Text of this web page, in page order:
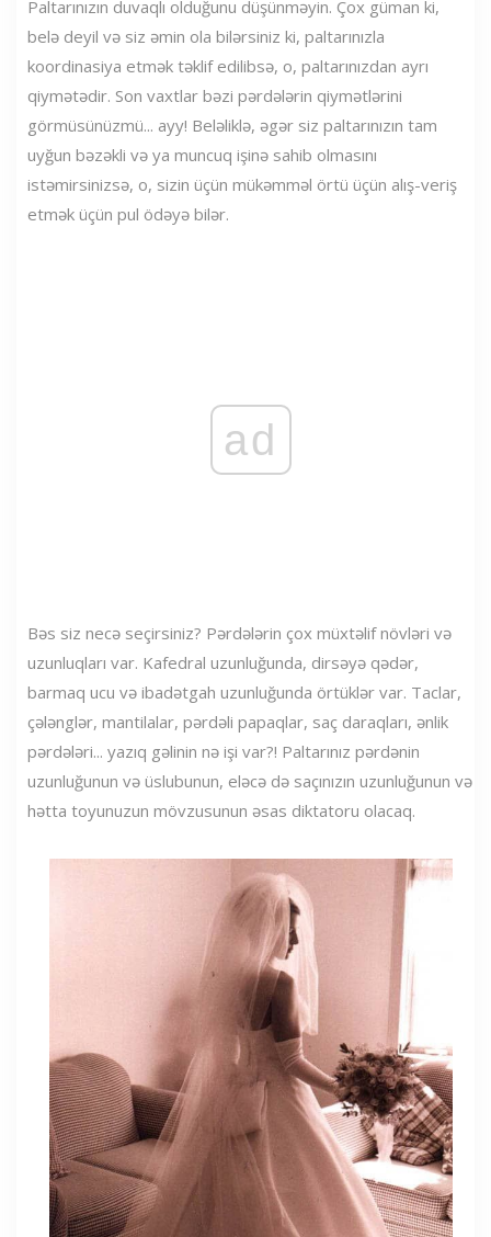
Paltarınızın duvaqlı olduğunu düşünməyin. Çox güman ki,
belə deyil və siz əmin ola bilərsiniz ki, paltarınızla
koordinasiya etmək təklif edilibsə, o, paltarınızdan ayrı
qiymətədir. Son vaxtlar bəzi pərdələrin qiymətlərini
görmüsünüzmü... ayy! Beləliklə, əgər siz paltarınızın tam
uyğun bəzəkli və ya muncuq işinə sahib olmasını
istəmirsinizsə, o, sizin üçün mükəmməl örtü üçün alış-veriş
etmək üçün pul ödəyə bilər.
ad
Bəs siz necə seçirsiniz? Pərdələrin çox müxtəlif növləri və
uzunluqları var. Kafedral uzunluğunda, dirsəyə qədər,
barmaq ucu və ibadətgah uzunluğunda örtüklər var. Taclar,
çələnglər, mantilalar, pərdəli papaqlar, saç daraqları, ənlik
pərdələri... yazıq gəlinin nə işi var?! Paltarınız pərdənin
uzunluğunun və üslubunun, eləcə də saçınızın uzunluğunun və
hətta toyunuzun mövzusunun əsas diktatoru olacaq.